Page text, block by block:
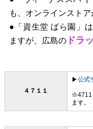
も、オンラインストア
●「資生堂 ばら園」
ますが、広島のドラ
４７１１
▶︎公式
※4711
ます。